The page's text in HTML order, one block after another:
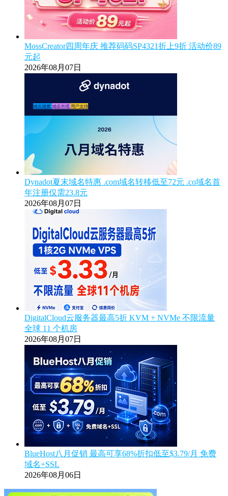
MossCreator四周年庆 推荐码码SP4321折上9折 活动价89
元起
2026年08月07日
Dynadot夏末域名特惠 .com域名转移低至72元 .co域名首
年注册仅需23.8元
2026年08月07日
DigitalCloud云服务器最高5折 KVM + NVMe 不限流量
全球 11 个机房
2026年08月07日
BlueHost八月促销 最高可享68%折扣低至$3.79/月 免费
域名+SSL
2026年08月06日